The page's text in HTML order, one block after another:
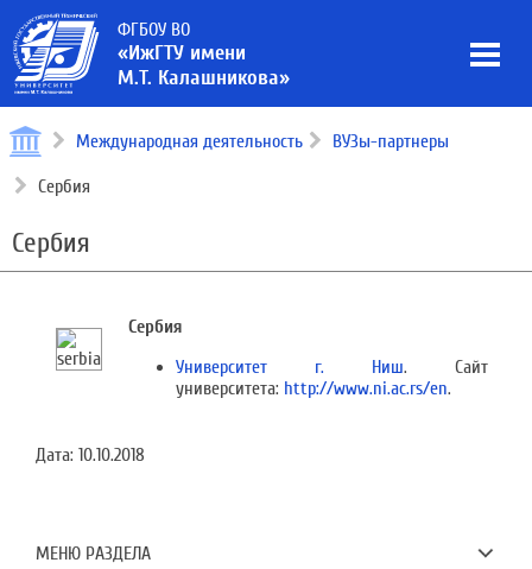
ФГБОУ ВО
«ИжГТУ имени
М.Т. Калашникова»
Международная деятельность ВУЗы-партнеры
Сербия
Сербия
Сербия
Университет г. Ниш. Сайт
университета: http://www.ni.ac.rs/en.
Дата: 10.10.2018
МЕНЮ РАЗДЕЛА